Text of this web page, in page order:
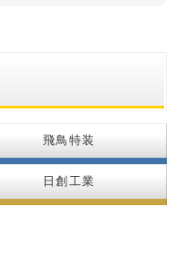
飛鳥特装
日創工業